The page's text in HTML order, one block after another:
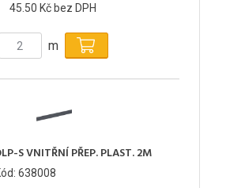
45.50 Kč bez DPH
m
S VNITŘNÍ PŘEP. PLAST. 2M
638008